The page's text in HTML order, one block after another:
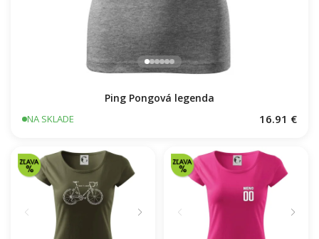
Ping Pongová legenda
NA SKLADE 16.91 €